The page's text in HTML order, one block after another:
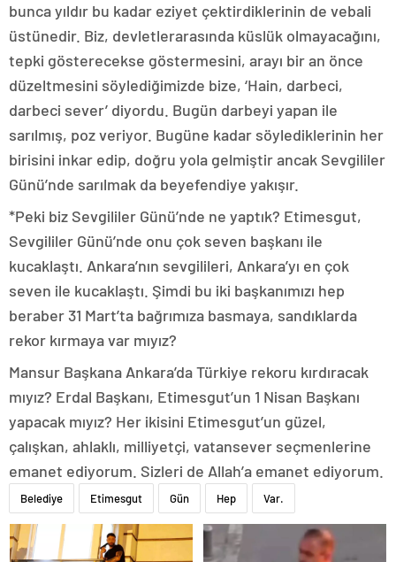
bunca yıldır bu kadar eziyet çektirdiklerinin de vebali
üstünedir. Biz, devletlerarasında küslük olmayacağını,
tepki gösterecekse göstermesini, arayı bir an önce
düzeltmesini söylediğimizde bize, ‘Hain, darbeci,
darbeci sever’ diyordu. Bugün darbeyi yapan ile
sarılmış, poz veriyor. Bugüne kadar söylediklerinin her
birisini inkar edip, doğru yola gelmiştir ancak Sevgililer
Günü’nde sarılmak da beyefendiye yakışır.
*Peki biz Sevgililer Günü’nde ne yaptık? Etimesgut,
Sevgililer Günü’nde onu çok seven başkanı ile
kucaklaştı. Ankara’nın sevgilileri, Ankara’yı en çok
seven ile kucaklaştı. Şimdi bu iki başkanımızı hep
beraber 31 Mart’ta bağrımıza basmaya, sandıklarda
rekor kırmaya var mıyız?
Mansur Başkana Ankara’da Türkiye rekoru kırdıracak
mıyız? Erdal Başkanı, Etimesgut’un 1 Nisan Başkanı
yapacak mıyız? Her ikisini Etimesgut’un güzel,
çalışkan, ahlaklı, milliyetçi, vatansever seçmenlerine
emanet ediyorum. Sizleri de Allah’a emanet ediyorum.
Belediye Etimesgut Gün Hep Var.